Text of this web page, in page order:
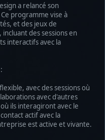
a relancé son
programme vise à
et des jeux de
des sessions en
interactifs avec la
avec des sessions où
avec d'autres
ils interagiront avec le
actif avec la
est active et vivante.